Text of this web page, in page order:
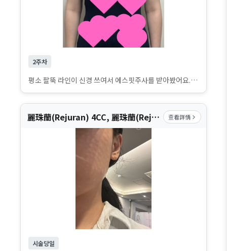
2주차
평소 팔뚝 라인이 신경 쓰여서 에스핏주사를 받아봤어요. 시술은 생각보다 금방 끝났고 크게 불편한 점은 없었습니다. 아직 초반이라 드라마틱한 변화보다는 붓기가 빠지면서 팔이 조금 가벼워진 느낌이에요. 앞으로 라인이 어떻게 정리될지 기대되며, 꾸준히 관리해보려고 합니다.
麗珠蘭(Rejuran) 4CC, 麗珠蘭(Rejuran) 2CC 查看詳情
시술당일